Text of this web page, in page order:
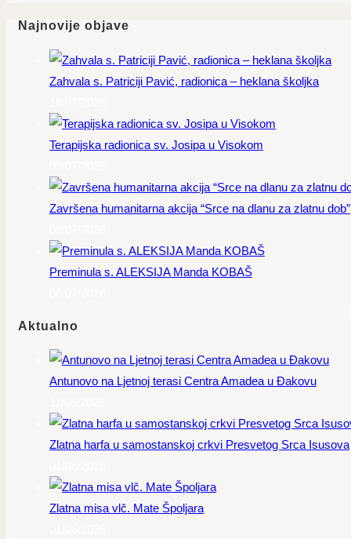
Najnovije objave
Zahvala s. Patriciji Pavić, radionica – heklana školjka
Terapijska radionica sv. Josipa u Visokom
Završena humanitarna akcija “Srce na dlanu za zlatnu dob”
Preminula s. ALEKSIJA Manda KOBAŠ
Aktualno
Antunovo na Ljetnoj terasi Centra Amadea u Đakovu
Zlatna harfa u samostanskoj crkvi Presvetog Srca Isusova
Zlatna misa vlč. Mate Špoljara